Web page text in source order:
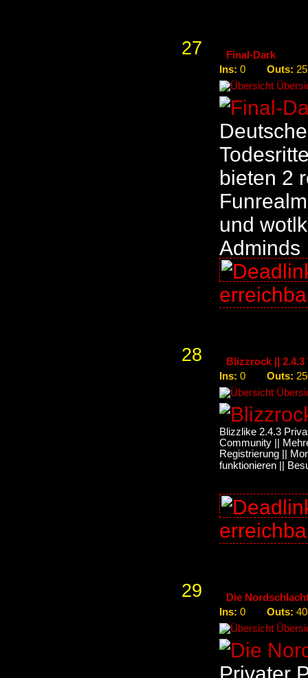
27
Final-Dark
Ins: 0 Outs:
bieten 2
und
Adminds
28
Blizzrock || 2.4.3
Ins: 0 Outs:
Blizzlike 2.4.3
Community ||
Registrierung ||
funktionieren ||
29
Die
Ins: 0 Outs: